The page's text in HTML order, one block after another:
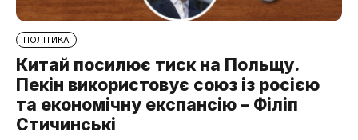
ПОЛІТИКА
Китай посилює тиск на Польщу.
Пекін використовує союз із росією
та економічну експансію – Філіп
Стичинські